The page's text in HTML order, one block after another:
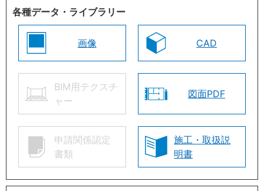
各種データ・ライブラリー
画像 CAD
BIM用テクスチ
ャー
図面PDF
申請関係認定
書類
施工・取扱説
明書